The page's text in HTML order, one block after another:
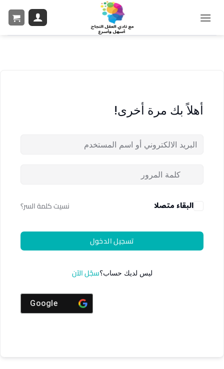
أهلاً بك مرة أخرى!
البقاء متصلا نسيت كلمة السر؟
تسجيل الدخول
ليس لديك حساب؟سجّل الآن
Google